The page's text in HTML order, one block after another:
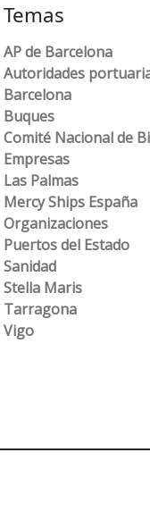
Temas
AP de Barcelona
Autoridades
Barcelona
Buques
Comité Nacional de
Empresas
Las Palmas
Mercy Ships España
Organizaciones
Puertos del Estado
Sanidad
Stella Maris
Tarragona
Vigo